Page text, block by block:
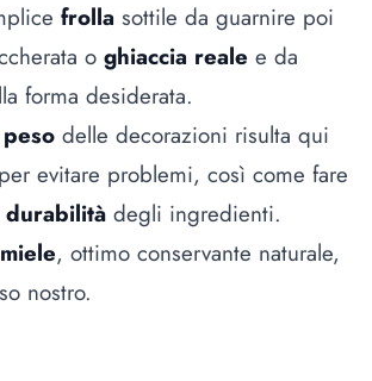
frolla sottile da guarnire poi
o ghiaccia reale e da
forma desiderata.
peso delle decorazioni risulta qui
evitare problemi, così come fare
durabilità degli ingredienti.
miele, ottimo conservante naturale,
nostro.